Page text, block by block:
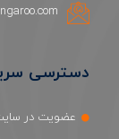
دسترسی
عضویت در